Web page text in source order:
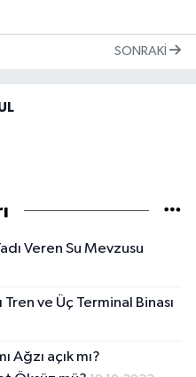
SONRAKI
Veren Su Mevzusu
ve Üç Terminal Binası
Ağzı açık mı?